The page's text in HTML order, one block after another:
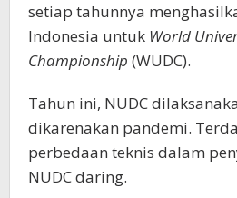
setiap tahunnya
Indonesia untuk World
Championship (WUDC).
Tahun ini, NUDC
dikarenakan pandemi.
perbedaan teknis dalam
NUDC daring.